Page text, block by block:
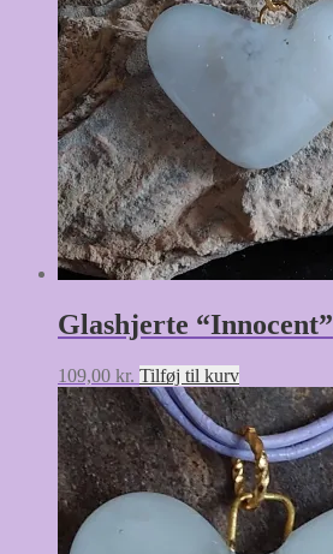
Glashjerte “Innocent”
109,00 kr. Tilføj til kurv